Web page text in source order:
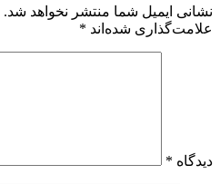
نشانی ایمیل شما منتشر نخواهد شد.
علامت‌گذاری شده‌اند *
دیدگاه *